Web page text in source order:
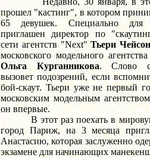
прошел "кастинг", в котором
65 девушек. Специально
приглашен директор по
сети агентств "Next"Тьери
московского модельного
Ольга Курганникова. Слово
вызовет подозрений, если
бой-скаут. Тьери уже не первый
московским модельным
он впервые.
В этот раз поехать в мировую
город Париж, на 3 месяца
Анастасию, которая заслуженно
экзамене для начинающих